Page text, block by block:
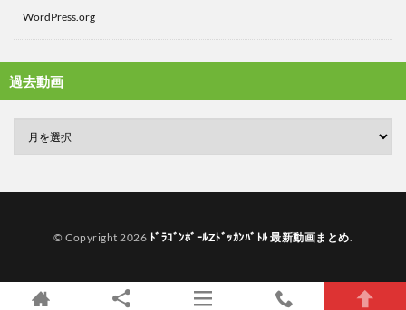
WordPress.org
過去動画
© Copyright 2026 ﾄﾞﾗｺﾞﾝﾎﾞｰﾙZﾄﾞｯｶﾝﾊﾞﾄﾙ 最新動画まとめ.